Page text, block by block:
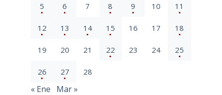
5 6 7 8 9 10 11
12 13 14 15 16 17 18
19 20 21 22 23 24 25
26 27 28
« Ene Mar »